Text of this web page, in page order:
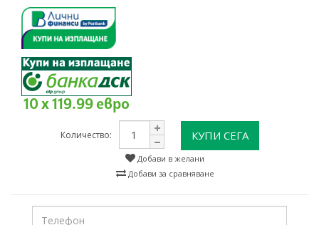
10 x 119.99 евро
Количество: КУПИ СЕГА
Добави в желани
Добави за сравняване